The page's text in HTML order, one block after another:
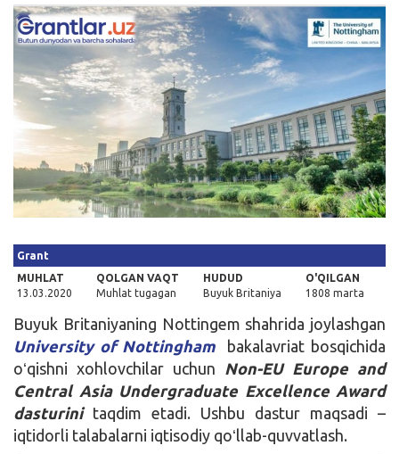
Qidirish
Grant
MUHLAT
13.03.2020
QOLGAN VAQT
Muhlat tugagan
HUDUD
Buyuk Britaniya
O'QILGAN
1808 marta
Buyuk Britaniyaning Nottingem shahrida joylashgan
University of Nottingham
bakalavriat bosqichida
oʻqishni xohlovchilar uchun Non-EU Europe and
Central Asia Undergraduate Excellence Award
dasturinitaqdim etadi. Ushbu dastur maqsadi –
iqtidorli talabalarni iqtisodiy qoʻllab-quvvatlash.